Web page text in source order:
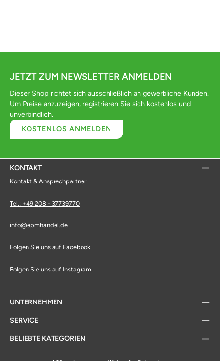
JETZT ZUM NEWSLETTER ANMELDEN
Dieser Shop richtet sich ausschließlich an gewerbliche Kunden.
Um Preise anzuzeigen, registrieren Sie sich kostenlos und
unverbindlich.
KOSTENLOS ANMELDEN
KONTAKT
Kontakt & Ansprechpartner
Tel.: +49 208 - 37739770
info@epmhandel.de
Folgen Sie uns auf Facebook
Folgen Sie uns auf Instagram
UNTERNEHMEN
SERVICE
BELIEBTE KATEGORIEN